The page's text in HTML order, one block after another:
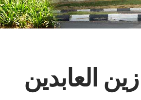
العابدين